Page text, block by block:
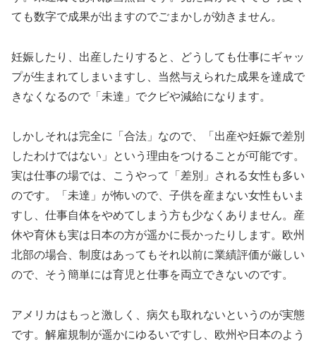
ても数字で成果が出ますのでごまかしが効きません。
妊娠したり、出産したりすると、どうしても仕事にギャッ
プが生まれてしまいますし、当然与えられた成果を達成で
きなくなるので「未達」でクビや減給になります。
しかしそれは完全に「合法」なので、「出産や妊娠で差別
したわけではない」という理由をつけることが可能です。
実は仕事の場では、こうやって「差別」される女性も多い
のです。「未達」が怖いので、子供を産まない女性もいま
すし、仕事自体をやめてしまう方も少なくありません。産
休や育休も実は日本の方が遥かに長かったりします。欧州
北部の場合、制度はあってもそれ以前に業績評価が厳しい
ので、そう簡単には育児と仕事を両立できないのです。
アメリカはもっと激しく、病欠も取れないというのが実態
です。解雇規制が遥かにゆるいですし、欧州や日本のよう